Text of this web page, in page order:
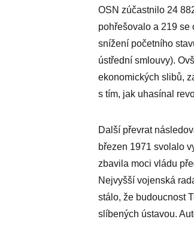
OSN zúčastnilo 24
pohřešovalo a 219 se
snížení početního
ústřední smlouvy).
ekonomických slibů,
s tím, jak uhasínal
Další převrat
březen 1971 svolalo
zbavila moci vládu
Nejvyšší vojenská
stálo, že budoucnost
slíbených ústavou.